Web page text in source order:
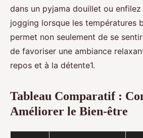
dans un pyjama douillet ou
jogging lorsque les températures
permet non seulement de se
de favoriser une ambiance
repos et à la détente1.
Tableau Comparatif :
Améliorer le Bien-être